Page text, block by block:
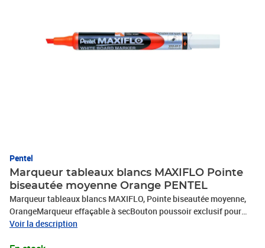
Pentel
Marqueur tableaux blancs MAXIFLO Pointe
biseautée moyenne Orange PENTEL
Marqueur tableaux blancs MAXIFLO, Pointe biseautée moyenne,
OrangeMarqueur effaçable à secBouton poussoir exclusif pour
réencrer la pointe, redémarrage instantané même lorsque la pointe
Voir la description